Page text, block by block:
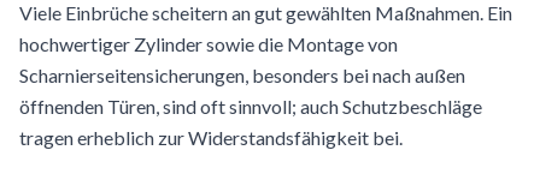
Viele Einbrüche scheitern an gut gewählten Maßnahmen. Ein
hochwertiger Zylinder sowie die Montage von
Scharnierseitensicherungen, besonders bei nach außen
öffnenden Türen, sind oft sinnvoll; auch Schutzbeschläge
tragen erheblich zur Widerstandsfähigkeit bei.